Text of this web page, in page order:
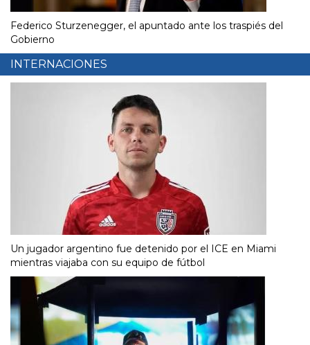
Federico Sturzenegger, el apuntado ante los traspiés del
Gobierno
INTERNACIONES
Un jugador argentino fue detenido por el ICE en Miami
mientras viajaba con su equipo de fútbol